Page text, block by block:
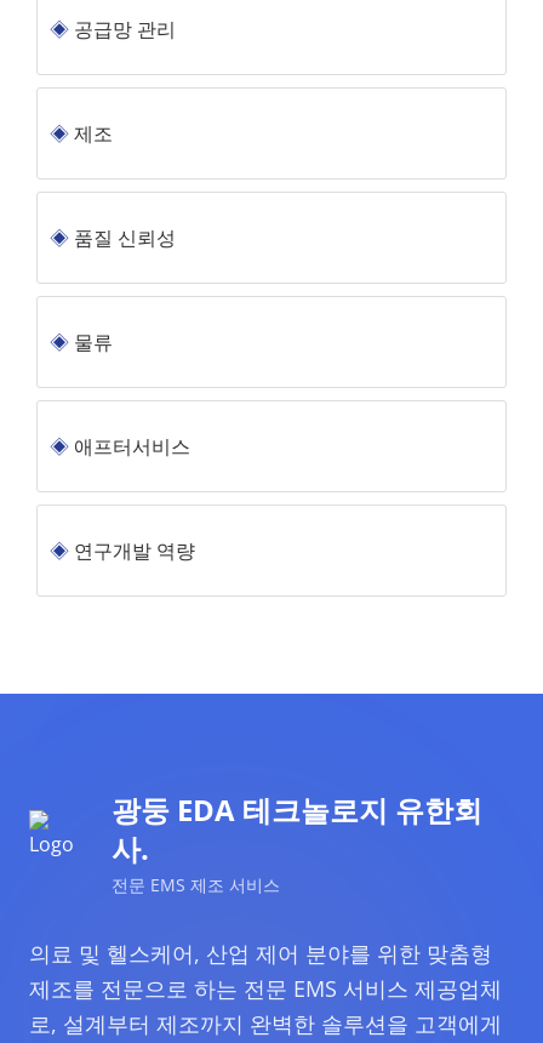
공급망 관리
제조
품질 신뢰성
물류
애프터서비스
연구개발 역량
광둥 EDA 테크놀로지 유한회
사.
전문 EMS 제조 서비스
의료 및 헬스케어, 산업 제어 분야를 위한 맞춤형
제조를 전문으로 하는 전문 EMS 서비스 제공업체
로, 설계부터 제조까지 완벽한 솔루션을 고객에게